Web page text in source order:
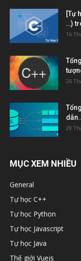
[Tự
…)
16
26
29
MỤC XEM NHIỀU
General
Tự học C++
Tự học Python
Tự học Javascript
Tự học Java
Thế giới Vuejs